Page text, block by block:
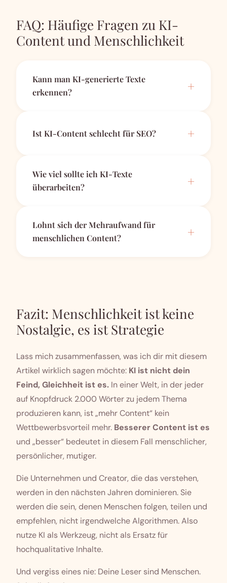
FAQ: Häufige Fragen zu KI-
Content und Menschlichkeit
Kann man KI-generierte Texte
erkennen?
Ist KI-Content schlecht für SEO?
Wie viel sollte ich KI-Texte
überarbeiten?
Lohnt sich der Mehraufwand für
menschlichen Content?
Fazit: Menschlichkeit ist keine
Nostalgie, es ist Strategie
Lass mich zusammenfassen, was ich dir mit diesem
Artikel wirklich sagen möchte: KI ist nicht dein
Feind, Gleichheit ist es. In einer Welt, in der jeder
auf Knopfdruck 2.000 Wörter zu jedem Thema
produzieren kann, ist „mehr Content“ kein
Wettbewerbsvorteil mehr. Besserer Content ist es
und „besser“ bedeutet in diesem Fall menschlicher,
persönlicher, mutiger.
Die Unternehmen und Creator, die das verstehen,
werden in den nächsten Jahren dominieren. Sie
werden die sein, denen Menschen folgen, teilen und
empfehlen, nicht irgendwelche Algorithmen. Also
nutze KI als Werkzeug, nicht als Ersatz für
hochqualitative Inhalte.
Und vergiss eines nie: Deine Leser sind Menschen.